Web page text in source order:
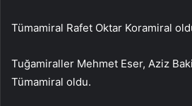
Tümamiral Rafet Oktar Koramiral
Tuğamiraller Mehmet Eser, Aziz
Tümamiral oldu.